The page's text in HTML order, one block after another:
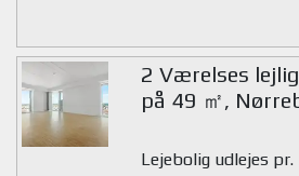
2 Værelses
på 49 ㎡,
Lejebolig udlejes